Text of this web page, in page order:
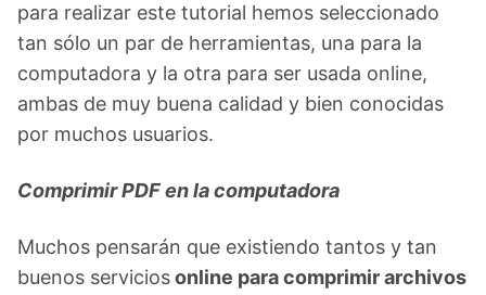
para realizar este tutorial hemos seleccionado
tan sólo un par de herramientas, una para la
computadora y la otra para ser usada online,
ambas de muy buena calidad y bien conocidas
por muchos usuarios.
Comprimir PDF en la computadora
Muchos pensarán que existiendo tantos y tan
buenos serviciosonline para comprimir archivos